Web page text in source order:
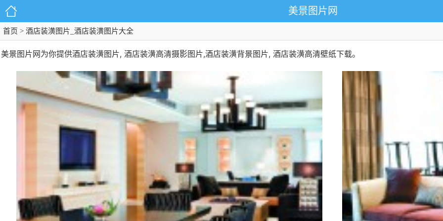
美景图片网
首页 > 酒店装潢图片_酒店装潢图片大全
美景图片网为你提供酒店装潢图片, 酒店装潢高清摄影图片,酒店装潢背景图片, 酒店装潢高清壁纸下载。